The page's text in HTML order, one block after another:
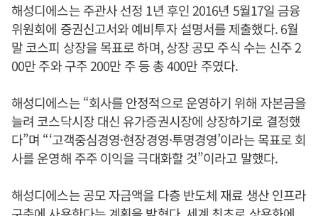
해성디에스는 주관사 선정 1년 후인 2016년 5월17일 금융
위원회에 증권신고서와 예비투자 설명서를 제출했다. 6월
말 코스피 상장을 목표로 하며, 상장 공모 주식 수는 신주 2
00만 주와 구주 200만 주 등 총 400만 주였다.
해성디에스는 “회사를 안정적으로 운영하기 위해 자본금을
늘려 코스닥시장 대신 유가증권시장에 상장하기로 결정했
다”며 “‘고객중심경영·현장경영·투명경영’이라는 목표로 회
사를 운영해 주주 이익을 극대화할 것”이라고 말했다.
해성디에스는 공모 자금액을 다층 반도체 재료 생산 인프라